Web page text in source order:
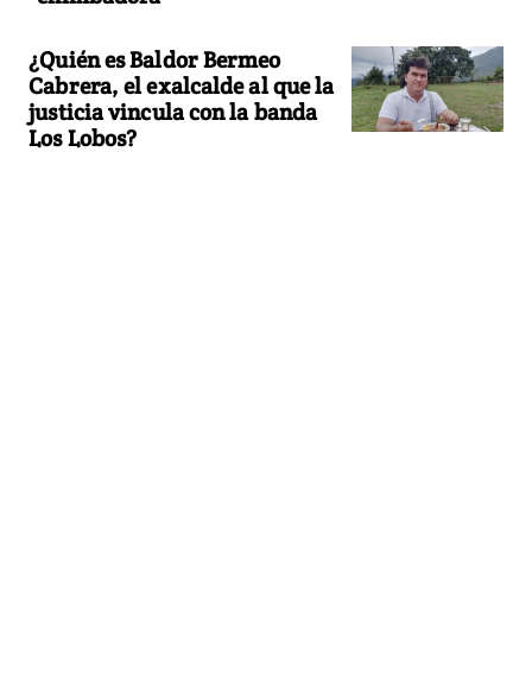
¿Quién es Baldor Bermeo
Cabrera, el exalcalde al que la
justicia vincula con la banda
Los Lobos?